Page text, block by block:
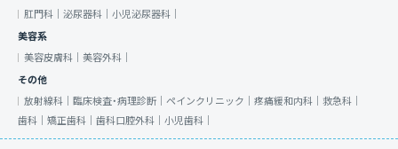
肛門科｜ 泌尿器科｜ 小児泌尿器科｜
美容系
美容皮膚科｜ 美容外科｜
その他
放射線科｜ 臨床検査・病理診断｜ ペインクリニック｜ 疼痛緩和内科｜ 救急科｜
歯科｜ 矯正歯科｜ 歯科口腔外科｜ 小児歯科｜